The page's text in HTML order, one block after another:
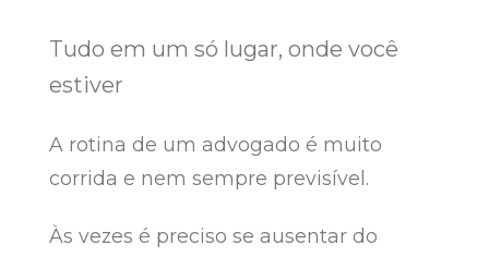
Tudo em um só lugar, onde você
estiver
A rotina de um advogado é muito
corrida e nem sempre previsível.
Às vezes é preciso se ausentar do